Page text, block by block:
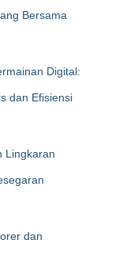
Bersama
Digital:
dan Efisiensi
Lingkaran
dan